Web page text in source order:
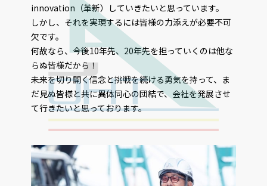
innovation（革新）していきたいと思っています。
しかし、それを実現するには皆様の力添えが必要不可
欠です。
何故なら、今後10年先、20年先を担っていくのは他な
らぬ皆様だから！
未来を切り開く信念と挑戦を続ける勇気を持って、ま
だ見ぬ皆様と共に異体同心の団結で、会社を発展させ
て行きたいと思っております。